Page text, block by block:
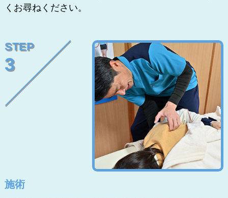
くお尋ねください。
STEP
3
施術